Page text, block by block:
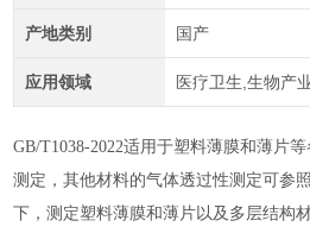
产地类别 国产
应用领域 医疗卫生,生物产
GB/T1038-2022适用于塑料薄膜和薄片
测定，其他材料的气体透过性测定可参
下，测定塑料薄膜和薄片以及多层结构